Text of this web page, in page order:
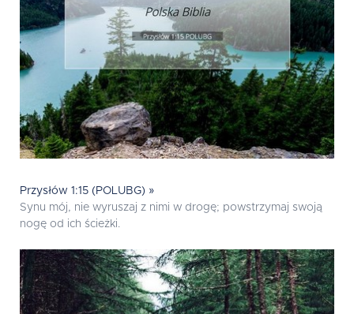
Przysłów 1:15 (POLUBG) »
Synu mój, nie wyruszaj z nimi w drogę; powstrzymaj swoją
nogę od ich ścieżki.